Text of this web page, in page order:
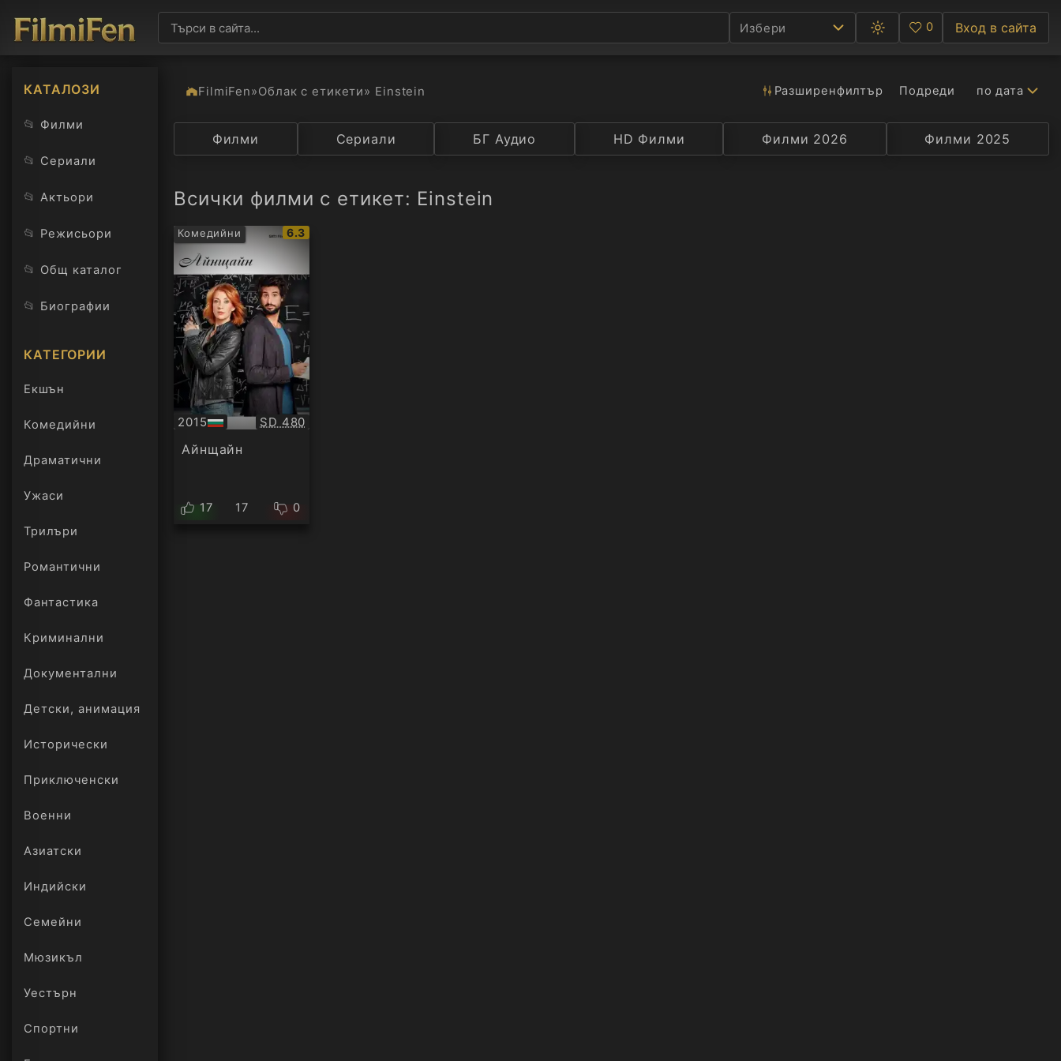
Избери
Превключване
между
светла
Любими
0 Вход в сайта
КАТАЛОЗИ
📂 Филми
📂 Сериали
📂 Актьори
📂 Режисьори
📂 Общ каталог
📂 Биографии
КАТЕГОРИИ
Екшън
Комедийни
Драматични
Ужаси
Трилъри
онлайн
Романтични
Фантастика
Криминални
Документални
Детски, анимация
Исторически
Приключенски
Военни
Азиатски
Индийски
Семейни
Мюзикъл
Уестърн
Спортни
FilmiFen»Облак с етикети» Einstein Разширенфилтър Подреди по дата
Категория Държава Рейтинг Селекция Превод Актьор
Филми Сериали БГ Аудио HD Филми Филми 2026 Филми 2025
Всички филми с етикет: Einstein
Комедийни
IMDb
6.3
2015
БГ
аудио
Качество:
SD 480
Айнщайн
17 17 0